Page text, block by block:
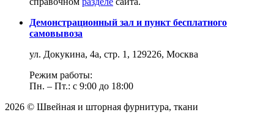
Демонстрационный зал и пункт бесплатного
самовывоза
ул. Докукина, 4а, стр. 1, 129226, Москва
Режим работы:
Пн. – Пт.: с 9:00 до 18:00
2026 © Швейная и шторная фурнитура, ткани